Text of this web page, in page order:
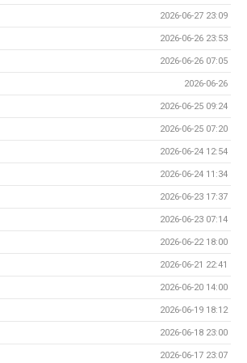
2026-06-27 23:09
2026-06-26 23:53
2026-06-26 07:05
2026-06-26
2026-06-25 09:24
2026-06-25 07:20
2026-06-24 12:54
2026-06-24 11:34
2026-06-23 17:37
2026-06-23 07:14
2026-06-22 18:00
2026-06-21 22:41
2026-06-20 14:00
2026-06-19 18:12
2026-06-18 23:00
2026-06-17 23:07